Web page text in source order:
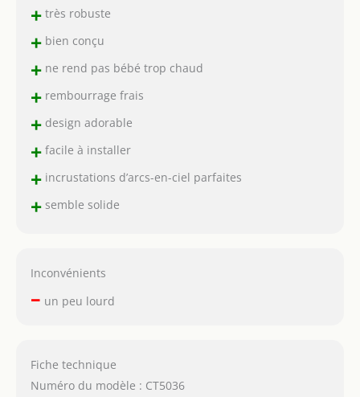
+très robuste
+bien conçu
+ne rend pas bébé trop chaud
+rembourrage frais
+design adorable
+facile à installer
+incrustations d’arcs-en-ciel parfaites
+semble solide
Inconvénients
– un peu lourd
Fiche technique
Numéro du modèle : CT5036